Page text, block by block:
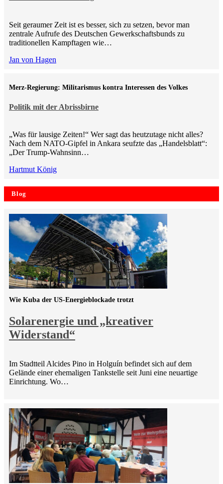
Seit geraumer Zeit ist es besser, sich zu setzen, bevor man
zentrale Aufrufe des Deutschen Gewerkschaftsbunds zu
traditionellen Kampftagen wie…
Jan von Hagen
Politik mit der Abrissbirne
Merz-Regierung: Militarismus kontra Inte­ressen des Volkes
„Was für lausige Zeiten!“ Wer sagt das heutzutage nicht alles?
Nach dem NATO-Gipfel in Ankara seufzte das „Handelsblatt“:
„Der Trump-Wahnsinn…
Hartmut König
Blog
Solarenergie und „kreativer
Widerstand“
Wie Kuba der US-Energieblockade trotzt
Im Stadtteil Alcides Pino in Holguín befindet sich auf dem
Gelände einer ehemaligen Tankstelle seit Juni eine neuartige
Einrichtung. Wo…